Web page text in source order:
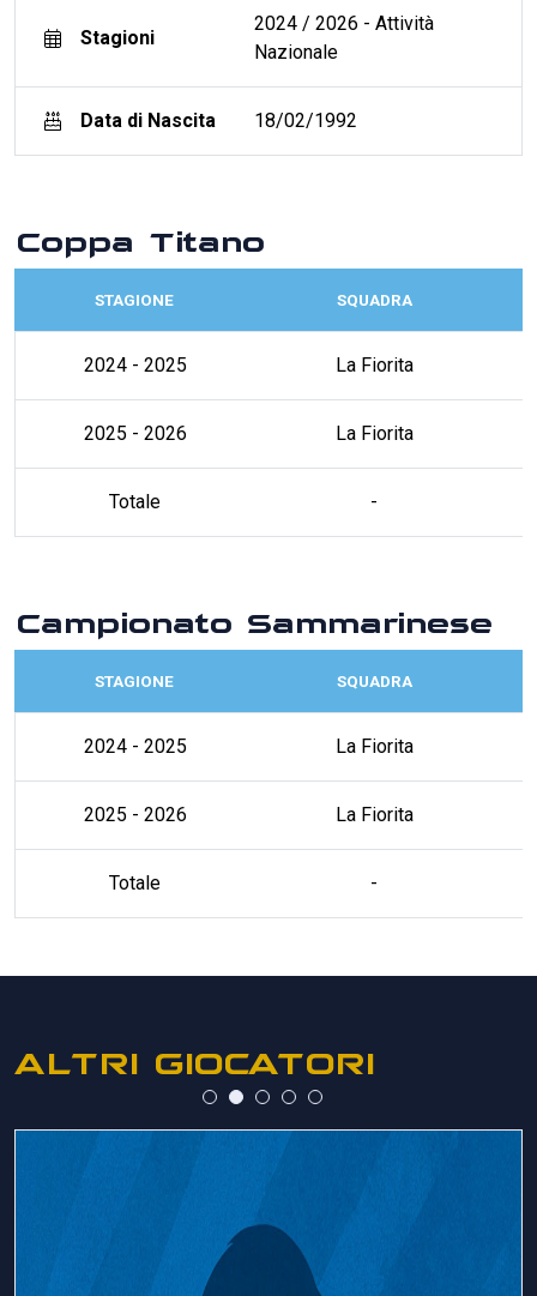
Stagioni
2024 / 2026 - Attività
Nazionale
Data di Nascita 18/02/1992
Coppa Titano
STAGIONE SQUADRA
2024 - 2025 La Fiorita
2025 - 2026 La Fiorita
Totale -
Campionato Sammarinese
STAGIONE SQUADRA
2024 - 2025 La Fiorita
2025 - 2026 La Fiorita
Totale -
ALTRI GIOCATORI